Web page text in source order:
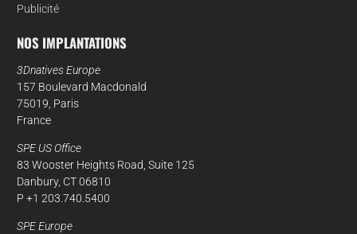
Publicité
NOS IMPLANTATIONS
3Dnatives Europe
157 Boulevard Macdonald
75019, Paris
France
SPE US Office
83 Wooster Heights Road, Suite 125
Danbury, CT 06810
P +1 203.740.5400
SPE Europe